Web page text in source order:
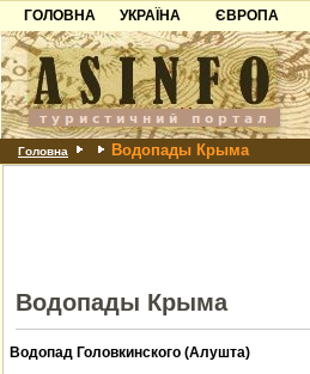
ГОЛОВНА
УКРАЇНА
Карпати
Азов
Причорноморря
Шацьк
ЄВРОПА
Чорногорія
Хорватія
Болгарія
Албанія
Головна Водопады Крыма
Водопады Крыма
Водопад Головкинского (Алушта)